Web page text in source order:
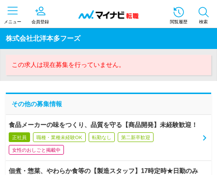
メニュー 会員登録 閲覧履歴 検索
株式会社北洋本多フーズ
この求人は現在募集を行っていません。
その他の募集情報
食品メーカーの味をつくり、品質を守る【商品開発】未経験歓迎！
正社員 職種・業種未経験OK 転勤なし 第二新卒歓迎
女性のおしごと掲載中
佃煮・惣菜、やわらか食等の【製造スタッフ】17時定時★日勤のみ